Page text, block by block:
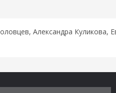
Александра Куликова,